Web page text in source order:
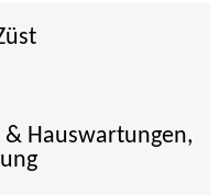
Hauswartungen,